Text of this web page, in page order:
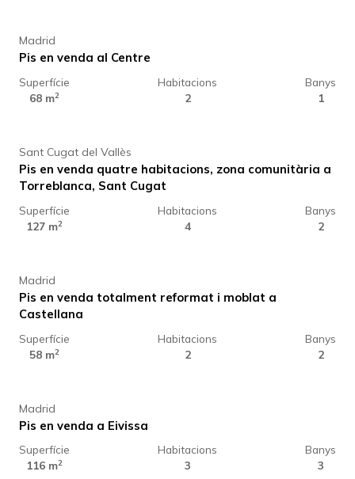
Madrid
Pis en venda al Centre
Superfície
68 m2
Habitacions
2
Banys
1
998.000 €
Sant Cugat del Vallès
Pis en venda quatre habitacions, zona comunitària a
Torreblanca, Sant Cugat
Superfície
127 m2
Habitacions
4
Banys
2
839.000 €
Madrid
Pis en venda totalment reformat i moblat a
Castellana
Superfície
58 m2
Habitacions
2
Banys
2
1.319.000 €
Madrid
Pis en venda a Eivissa
Superfície
116 m2
Habitacions
3
Banys
3
589.000 €